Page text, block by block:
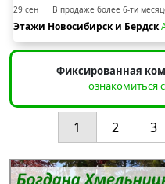
29 сен В продаже более 6-ти
Этажи Новосибирск и Бердск
Фиксированная
ознакомиться
1 2 3